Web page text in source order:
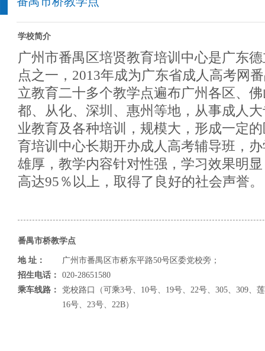
学校简介
广州市番禺区培贤教育培训中心是广东
点之一，2013年成为广东省成人高考网
立教育二十多个教学点遍布广州各区、
都、从化、深圳、惠州等地，从事成人
业教育及各种培训，规模大，形成一定
育培训中心长期开办成人高考辅导班，
雄厚，教学内容针对性强，学习效果明
高达95％以上，取得了良好的社会声誉。
番禺市桥教学点
地 址：
广州市番禺区市桥东平路50号区委党校旁；
招生电话：
020-28651580
乘车线路：
党校路口（可乘3号、10号、19号、22号、305、309、
16号、23号、22B）